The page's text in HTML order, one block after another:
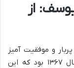
از
و موفقیت آمیز
داره که از سال ها پیش شروع شده. در سال ۱۳۶۷ بود که این